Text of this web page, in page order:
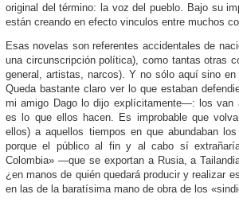
original del término: la voz del pueblo. Bajo su
están creando en efecto vinculos entre muchos
Esas novelas son referentes accidentales de
una circunscripción política), como tantas otras
general, artistas, narcos). Y no sólo aquí sino
Queda bastante claro ver lo que estaban
mi amigo Dago lo dijo explícitamente—: los van
es lo que ellos hacen. Es improbable que
ellos) a aquellos tiempos en que abundaban
porque el público al fin y al cabo sí
Colombia» —que se exportan a Rusia, a
¿en manos de quién quedará producir y realizar
en las de la baratísima mano de obra de los